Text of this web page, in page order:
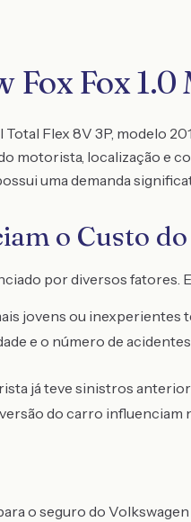
Fox Fox
Flex 8V 3P, modelo
motorista, localização e
uma demanda
o Custo
por diversos fatores.
jovens ou inexperientes
e o número de
já teve sinistros
do carro influenciam
o seguro do Volkswagen